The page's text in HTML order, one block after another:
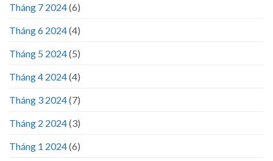
Tháng 7 2024(6)
Tháng 6 2024(4)
Tháng 5 2024(5)
Tháng 4 2024(4)
Tháng 3 2024(7)
Tháng 2 2024(3)
Tháng 1 2024(6)